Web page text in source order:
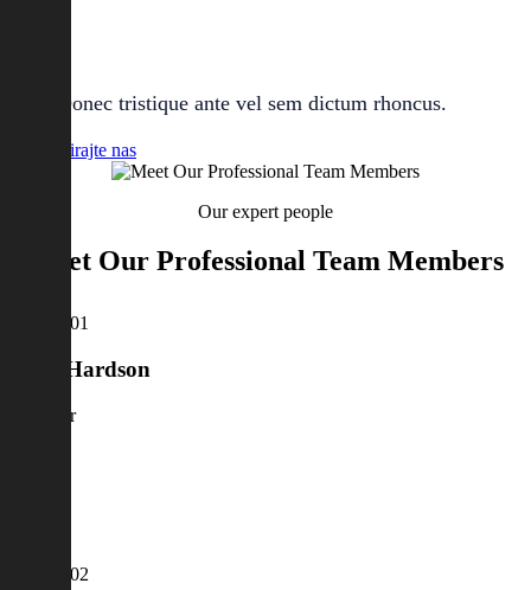
Donec tristique ante vel sem dictum rhoncus.
Kontaktirajte nas
Our expert people
Meet Our Professional Team Members
Mike Hardson
Manager